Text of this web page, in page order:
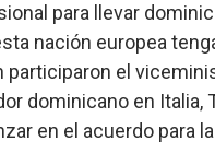
para llevar
nación europea
participaron el
dominicano en Italia,
en el acuerdo para